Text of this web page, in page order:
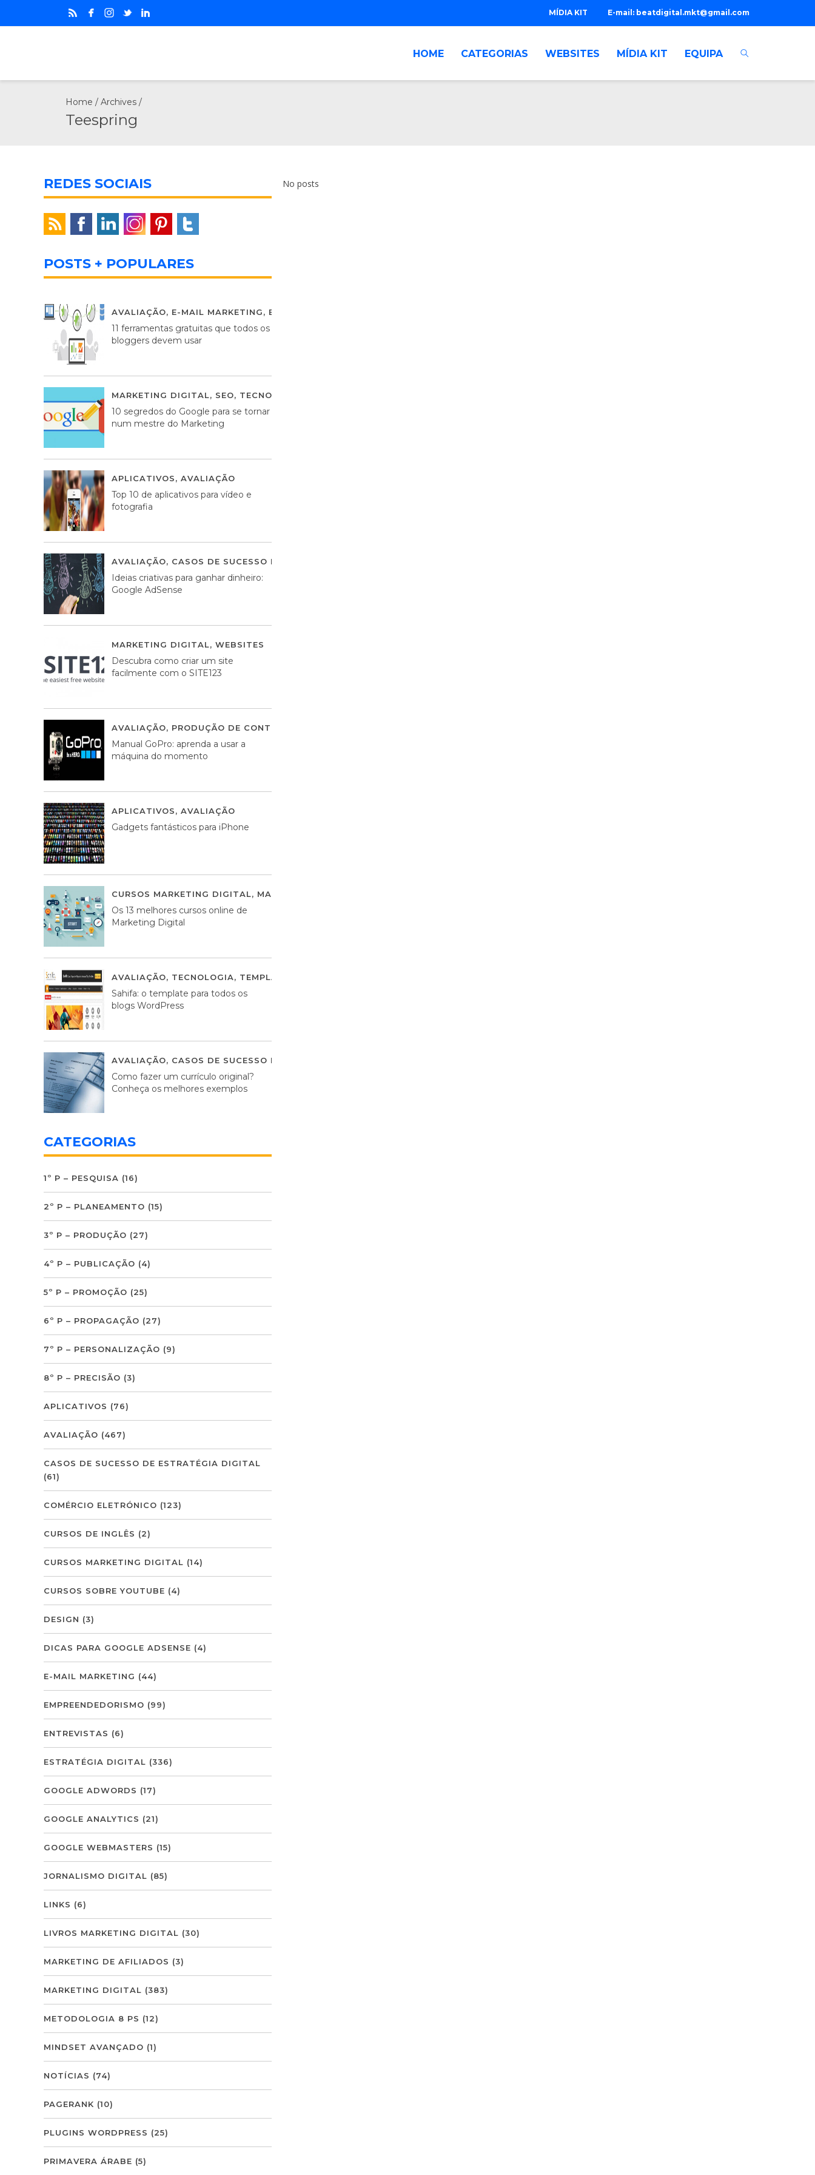
E-mail: beatdigital.mkt@gmail.com
MÍDIA KIT
HOME CATEGORIAS WEBSITES MÍDIA KIT EQUIPA
Home / Archives /
Teespring
No posts
REDES SOCIAIS
POSTS + POPULARES
AVALIAÇÃO, E-MAIL MARKETING, ESTRATÉGIA DIGITAL
11 ferramentas gratuitas que todos os
bloggers devem usar
MARKETING DIGITAL, SEO, TECNOLOGIA
10 segredos do Google para se tornar
num mestre do Marketing
APLICATIVOS, AVALIAÇÃO
Top 10 de aplicativos para vídeo e
fotografia
AVALIAÇÃO, CASOS DE SUCESSO DE ESTRATÉGIA DIGITAL
Ideias criativas para ganhar dinheiro:
Google AdSense
MARKETING DIGITAL, WEBSITES
Descubra como criar um site
facilmente com o SITE123
AVALIAÇÃO, PRODUÇÃO DE CONTEÚDOS MULTIMÉDIA
Manual GoPro: aprenda a usar a
máquina do momento
APLICATIVOS, AVALIAÇÃO
Gadgets fantásticos para iPhone
CURSOS MARKETING DIGITAL, MARKETING DIGITAL
Os 13 melhores cursos online de
Marketing Digital
AVALIAÇÃO, TECNOLOGIA, TEMPLATES WORDPRESS
Sahifa: o template para todos os
blogs WordPress
AVALIAÇÃO, CASOS DE SUCESSO DE ESTRATÉGIA DIGITAL
Como fazer um currículo original?
Conheça os melhores exemplos
CATEGORIAS
1º P – PESQUISA (16)
2º P – PLANEAMENTO (15)
3º P – PRODUÇÃO (27)
4º P – PUBLICAÇÃO (4)
5º P – PROMOÇÃO (25)
6º P – PROPAGAÇÃO (27)
7º P – PERSONALIZAÇÃO (9)
8º P – PRECISÃO (3)
APLICATIVOS (76)
AVALIAÇÃO (467)
CASOS DE SUCESSO DE ESTRATÉGIA DIGITAL
(61)
COMÉRCIO ELETRÓNICO (123)
CURSOS DE INGLÊS (2)
CURSOS MARKETING DIGITAL (14)
CURSOS SOBRE YOUTUBE (4)
DESIGN (3)
DICAS PARA GOOGLE ADSENSE (4)
E-MAIL MARKETING (44)
EMPREENDEDORISMO (99)
ENTREVISTAS (6)
ESTRATÉGIA DIGITAL (336)
GOOGLE ADWORDS (17)
GOOGLE ANALYTICS (21)
GOOGLE WEBMASTERS (15)
JORNALISMO DIGITAL (85)
LINKS (6)
LIVROS MARKETING DIGITAL (30)
MARKETING DE AFILIADOS (3)
MARKETING DIGITAL (383)
METODOLOGIA 8 PS (12)
MINDSET AVANÇADO (1)
NOTÍCIAS (74)
PAGERANK (10)
PLUGINS WORDPRESS (25)
PRIMAVERA ÁRABE (5)